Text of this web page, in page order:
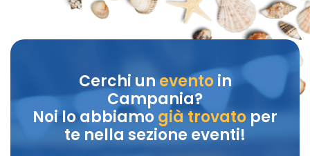
Cerchi unevento in
Campania?
Noi lo abbiamo già trovatoper
te nella sezione eventi!